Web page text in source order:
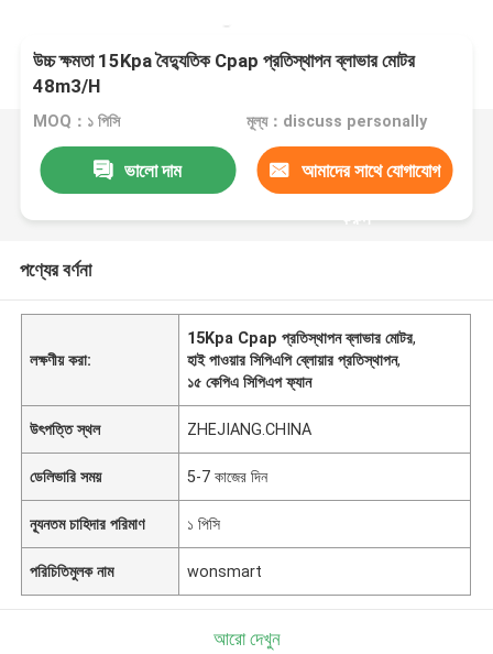
উচ্চ ক্ষমতা 15Kpa বৈদ্যুতিক Cpap প্রতিস্থাপন ব্লাভার মোটর
48m3/H
MOQ：১ পিসি মূল্য：discuss personally
ভালো দাম আমাদের সাথে যোগাযোগ
করুন
পণ্যের বর্ণনা
লক্ষণীয় করা:
15Kpa Cpap প্রতিস্থাপন ব্লাভার মোটর,
হাই পাওয়ার সিপিএপি ব্লোয়ার প্রতিস্থাপন,
১৫ কেপিএ সিপিএপ ফ্যান
উৎপত্তি স্থল ZHEJIANG.CHINA
ডেলিভারি সময় 5-7 কাজের দিন
ন্যূনতম চাহিদার পরিমাণ ১ পিসি
পরিচিতিমুলক নাম wonsmart
আরো দেখুন